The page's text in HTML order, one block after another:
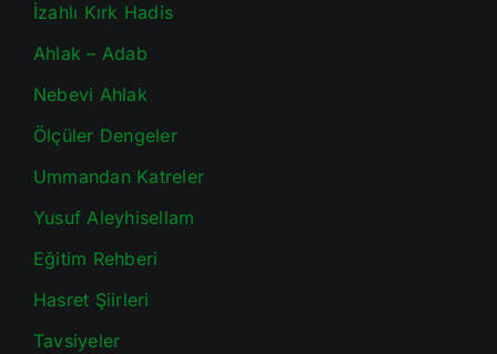
İzahlı Kırk Hadis
Ahlak – Adab
Nebevi Ahlak
Ölçüler Dengeler
Ummandan Katreler
Yusuf Aleyhisellam
Eğitim Rehberi
Hasret Şiirleri
Tavsiyeler